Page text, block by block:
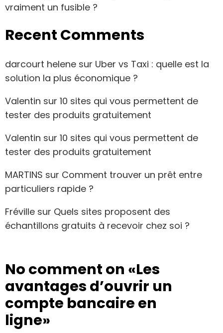
vraiment un fusible ?
Recent Comments
darcourt helene sur Uber vs Taxi : quelle est la
solution la plus économique ?
Valentin sur 10 sites qui vous permettent de
tester des produits gratuitement
Valentin sur 10 sites qui vous permettent de
tester des produits gratuitement
MARTINS sur Comment trouver un prêt entre
particuliers rapide ?
Fréville sur Quels sites proposent des
échantillons gratuits à recevoir chez soi ?
No comment on «Les
avantages d’ouvrir un
compte bancaire en
ligne»